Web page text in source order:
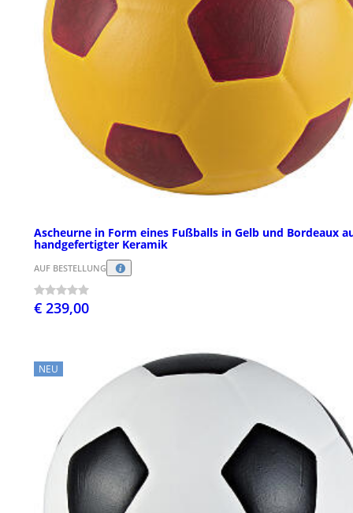
Ascheurne in Form eines Fußballs in Gelb und Bordeaux
handgefertigter Keramik
AUF BESTELLUNG
€ 239,00
NEU